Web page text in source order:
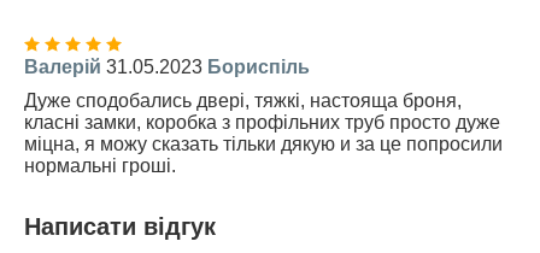
Валерій 31.05.2023 Бориспіль
Дуже сподобались двері, тяжкі, настояща броня,
класні замки, коробка з профільних труб просто дуже
міцна, я можу сказать тільки дякую и за це попросили
нормальні гроші.
Написати відгук